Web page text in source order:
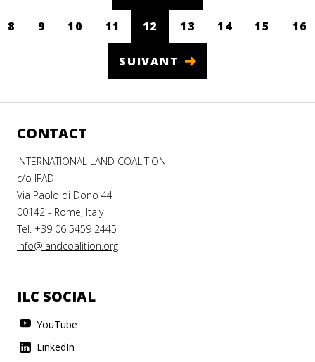
8 9 10 11 12
(CURRENT)
13 14 15 16
SUIVANT
CONTACT
INTERNATIONAL LAND COALITION
c/o IFAD
Via Paolo di Dono 44
00142 - Rome, Italy
Tel. +39 06 5459 2445
info@landcoalition.org
ILC SOCIAL
YouTube
LinkedIn